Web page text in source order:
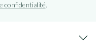
confidentialité.